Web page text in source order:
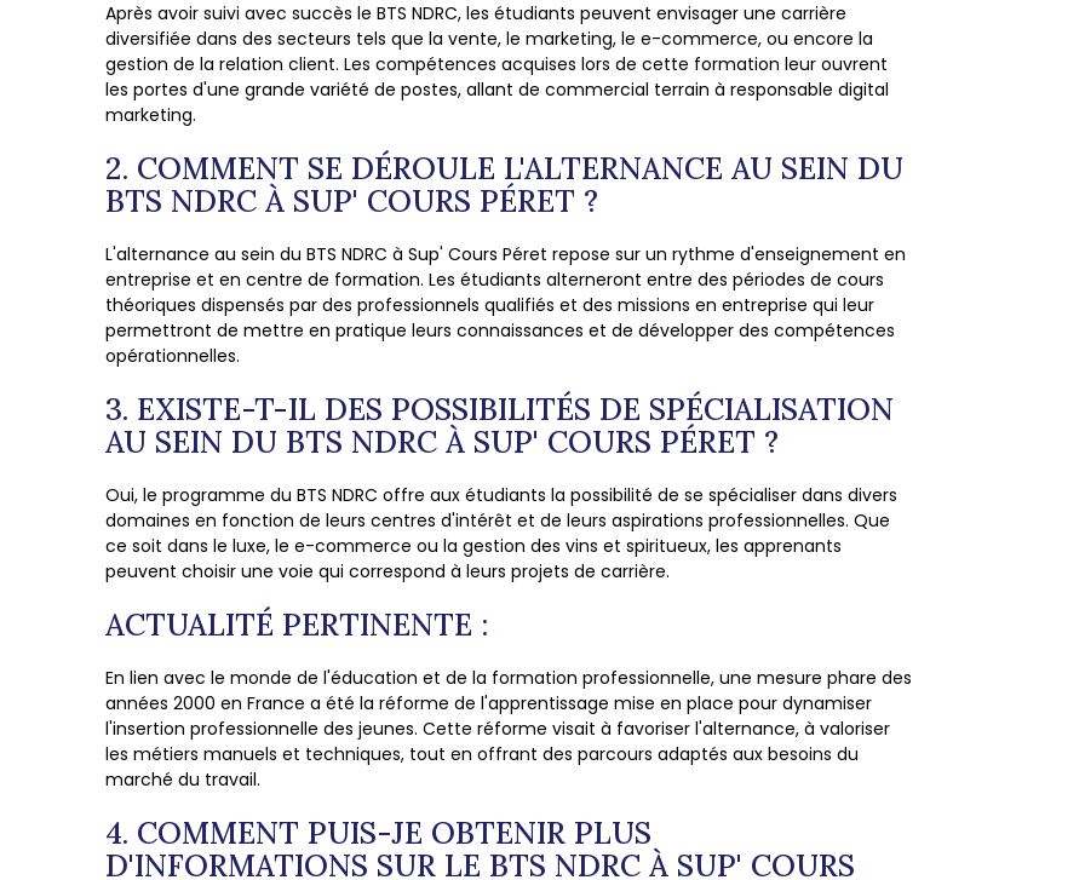
Après avoir suivi avec succès le BTS NDRC, les étudiants peuvent envisager une carrière
diversifiée dans des secteurs tels que la vente, le marketing, le e-commerce, ou encore la
gestion de la relation client. Les compétences acquises lors de cette formation leur ouvrent
les portes d'une grande variété de postes, allant de commercial terrain à responsable digital
marketing.
2. COMMENT SE DÉROULE L'ALTERNANCE AU SEIN DU
BTS NDRC À SUP' COURS PÉRET ?
L'alternance au sein du BTS NDRC à Sup' Cours Péret repose sur un rythme d'enseignement en
entreprise et en centre de formation. Les étudiants alterneront entre des périodes de cours
théoriques dispensés par des professionnels qualifiés et des missions en entreprise qui leur
permettront de mettre en pratique leurs connaissances et de développer des compétences
opérationnelles.
3. EXISTE-T-IL DES POSSIBILITÉS DE SPÉCIALISATION
AU SEIN DU BTS NDRC À SUP' COURS PÉRET ?
Oui, le programme du BTS NDRC offre aux étudiants la possibilité de se spécialiser dans divers
domaines en fonction de leurs centres d'intérêt et de leurs aspirations professionnelles. Que
ce soit dans le luxe, le e-commerce ou la gestion des vins et spiritueux, les apprenants
peuvent choisir une voie qui correspond à leurs projets de carrière.
ACTUALITÉ PERTINENTE :
En lien avec le monde de l'éducation et de la formation professionnelle, une mesure phare des
années 2000 en France a été la réforme de l'apprentissage mise en place pour dynamiser
l'insertion professionnelle des jeunes. Cette réforme visait à favoriser l'alternance, à valoriser
les métiers manuels et techniques, tout en offrant des parcours adaptés aux besoins du
marché du travail.
4. COMMENT PUIS-JE OBTENIR PLUS
D'INFORMATIONS SUR LE BTS NDRC À SUP' COURS